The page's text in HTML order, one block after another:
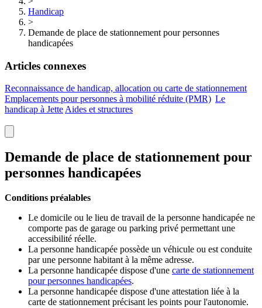
Handicap
>
Demande de place de stationnement pour personnes
handicapées
Articles connexes
Reconnaissance de handicap, allocation ou carte de stationnement
Emplacements pour personnes à mobilité réduite (PMR) Le
handicap à Jette Aides et structures
Demande de place de stationnement pour
personnes handicapées
Conditions préalables
Le domicile ou le lieu de travail de la personne handicapée ne
comporte pas de garage ou parking privé permettant une
accessibilité réelle.
La personne handicapée possède un véhicule ou est conduite
par une personne habitant à la même adresse.
La personne handicapée dispose d'une carte de stationnement
pour personnes handicapées.
La personne handicapée dispose d'une attestation liée à la
carte de stationnement précisant les points pour l'autonomie.